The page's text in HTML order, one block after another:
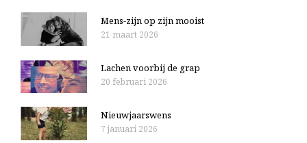
Mens-zijn op zijn mooist
21 maart 2026
Lachen voorbij de grap
20 februari 2026
Nieuwjaarswens
7 januari 2026